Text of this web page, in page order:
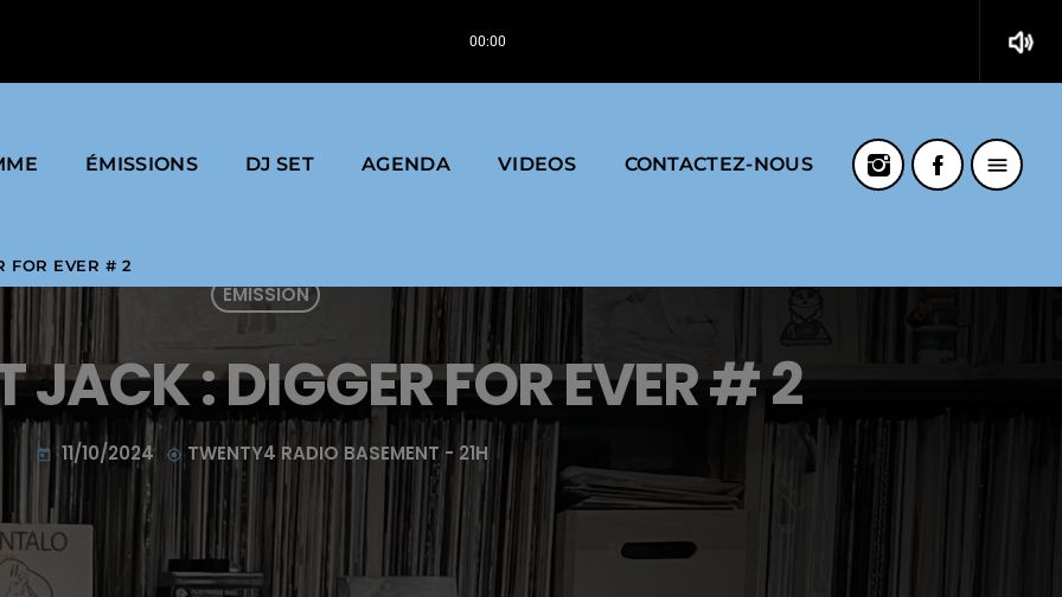
00:00 volume_up
ÉMISSIONS DJ SET AGENDA VIDEOS CONTACTEZ-NOUS menu
FOR EVER # 2
EMISSION
JACK : DIGGER FOR EVER # 2
today 11/10/2024 my_location TWENTY4 RADIO BASEMENT - 21H